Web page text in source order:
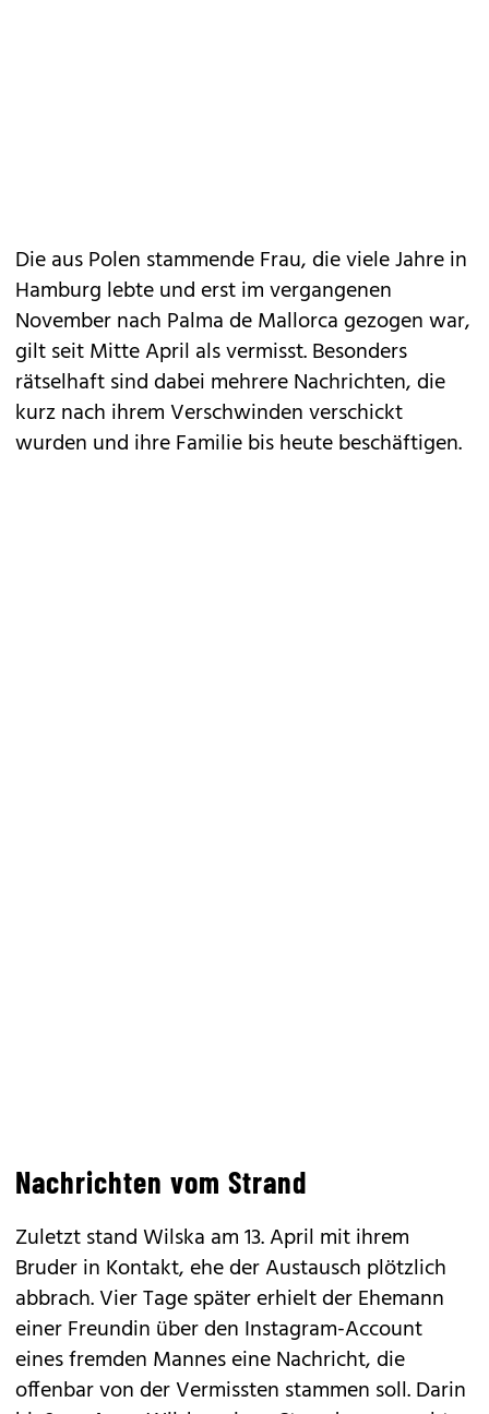
Die aus Polen stammende Frau, die viele Jahre in
Hamburg lebte und erst im vergangenen
November nach Palma de Mallorca gezogen war,
gilt seit Mitte April als vermisst. Besonders
rätselhaft sind dabei mehrere Nachrichten, die
kurz nach ihrem Verschwinden verschickt
wurden und ihre Familie bis heute beschäftigen.
Nachrichten vom Strand
Zuletzt stand Wilska am 13. April mit ihrem
Bruder in Kontakt, ehe der Austausch plötzlich
abbrach. Vier Tage später erhielt der Ehemann
einer Freundin über den Instagram-Account
eines fremden Mannes eine Nachricht, die
offenbar von der Vermissten stammen soll. Darin